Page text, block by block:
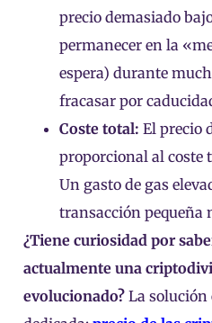
precio demasiado
permanecer en la
espera) durante
fracasar por
Coste total: El precio
proporcional al coste
Un gasto de gas
transacción pequeña
¿Tiene curiosidad por
actualmente una
evolucionado? La solución